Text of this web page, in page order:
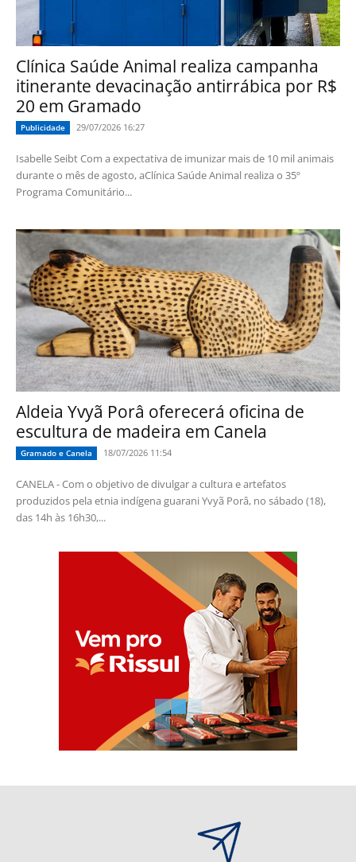
Clínica Saúde Animal realiza campanha
itinerante devacinação antirrábica por R$
20 em Gramado
Publicidade 29/07/2026 16:27
Isabelle Seibt Com a expectativa de imunizar mais de 10 mil animais
durante o mês de agosto, aClínica Saúde Animal realiza o 35º
Programa Comunitário...
Aldeia Yvyã Porâ oferecerá oficina de
escultura de madeira em Canela
Gramado e Canela 18/07/2026 11:54
CANELA - Com o objetivo de divulgar a cultura e artefatos
produzidos pela etnia indígena guarani Yvyã Porâ, no sábado (18),
das 14h às 16h30,...